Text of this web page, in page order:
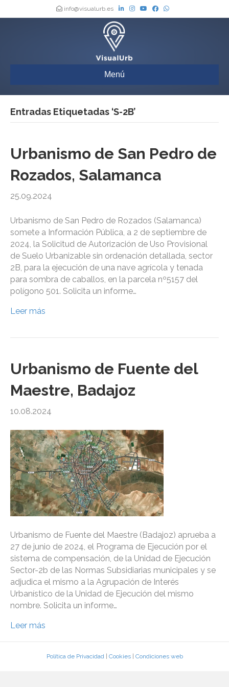
info@visualurb.es
Menú
Entradas Etiquetadas ‘S-2B’
Urbanismo de San Pedro de
Rozados, Salamanca
25.09.2024
Urbanismo de San Pedro de Rozados (Salamanca)
somete a Información Pública, a 2 de septiembre de
2024, la Solicitud de Autorización de Uso Provisional
de Suelo Urbanizable sin ordenación detallada, sector
2B, para la ejecución de una nave agrícola y tenada
para sombra de caballos, en la parcela nº5157 del
polígono 501. Solicita un informe…
Leer más
Urbanismo de Fuente del
Maestre, Badajoz
10.08.2024
Urbanismo de Fuente del Maestre (Badajoz) aprueba a
27 de junio de 2024, el Programa de Ejecución por el
sistema de compensación, de la Unidad de Ejecución
Sector-2b de las Normas Subsidiarias municipales y se
adjudica el mismo a la Agrupación de Interés
Urbanístico de la Unidad de Ejecución del mismo
nombre. Solicita un informe…
Leer más
Política de Privacidad| Cookies| Condiciones web